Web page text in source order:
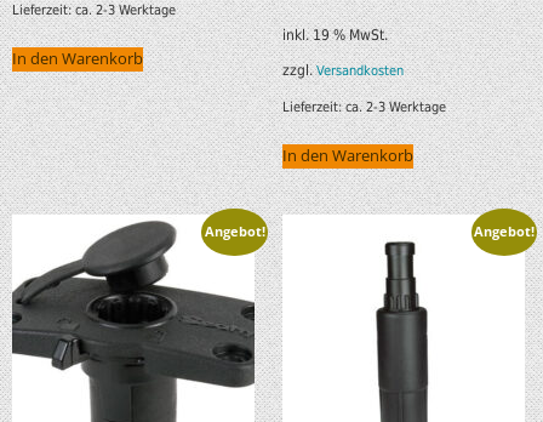
Lieferzeit:ca. 2-3 Werktage
In den Warenkorb
inkl. 19 % MwSt.
zzgl.Versandkosten
Lieferzeit:ca. 2-3 Werktage
In den Warenkorb
Angebot! Angebot!